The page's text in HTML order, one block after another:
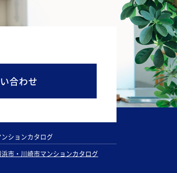
合わせ
ンションカタログ
市・川崎市マンションカタログ